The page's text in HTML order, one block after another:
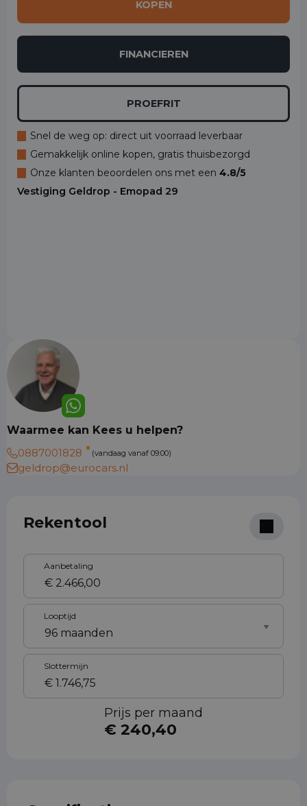
KOPEN
FINANCIEREN
PROEFRIT
Snel de weg op: direct uit voorraad leverbaar
Gemakkelijk online kopen, gratis thuisbezorgd
Onze klanten beoordelen ons met een 4.8/5
Vestiging Geldrop - Emopad 29
Waarmee kan Kees u helpen?
0887001828
(vandaag vanaf 09:00)
geldrop@eurocars.nl
Rekentool
Aanbetaling
Looptijd
Slottermijn
Prijs per maand
€ 240,40